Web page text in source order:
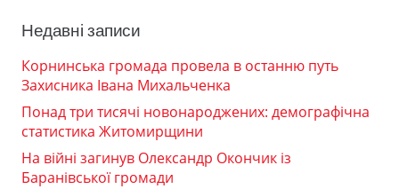
Недавні записи
Корнинська громада провела в останню путь
Захисника Івана Михальченка
Понад три тисячі новонароджених: демографічна
статистика Житомирщини
На війні загинув Олександр Окончик із
Баранівської громади